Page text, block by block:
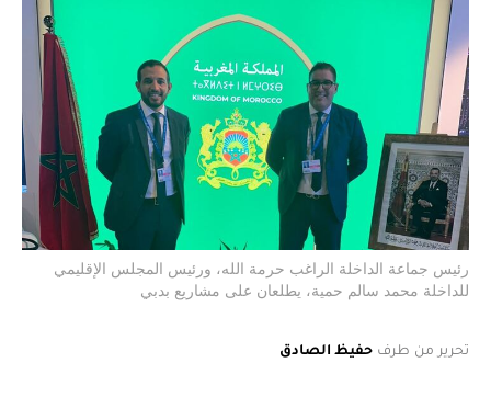
رئيس جماعة الداخلة الراغب حرمة الله، ورئيس المجلس الإقليمي
للداخلة محمد سالم حمية، يطلعان على مشاريع بدبي
تحرير من طرف حفيظ الصادق